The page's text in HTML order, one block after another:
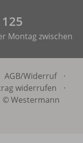
Montag zwischen
AGB/Widerruf
·
widerrufen
·
© Westermann